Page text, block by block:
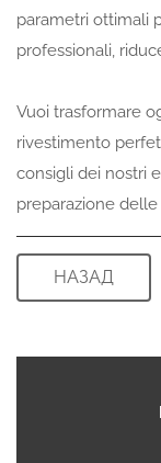
parametri ottimali
professionali,
Vuoi trasformare
rivestimento
consigli dei nostri
preparazione